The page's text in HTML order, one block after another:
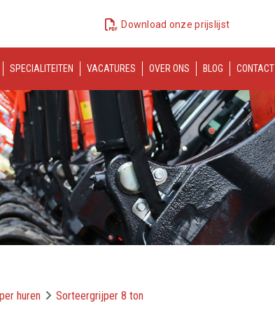
Download onze prijslijst
SPECIALITEITEN VACATURES OVER ONS BLOG CONTACT
huren Sorteergrijper 8 ton